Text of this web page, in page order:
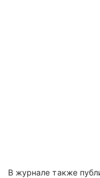
В журнале также